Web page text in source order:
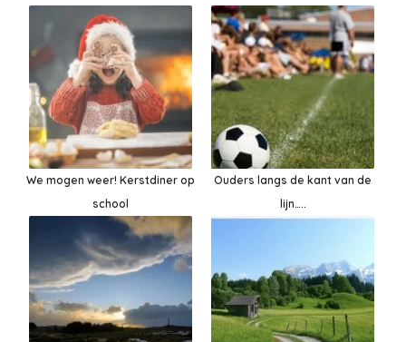
We mogen weer! Kerstdiner op
school
Ouders langs de kant van de
lijn…..